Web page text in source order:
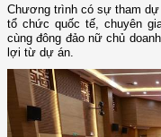
Chương trình có sự tham
tổ chức quốc tế, chuyên
cùng đông đảo nữ chủ
lợi từ dự án.